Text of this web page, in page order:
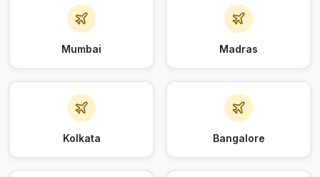
Mumbai Madras
Kolkata Bangalore